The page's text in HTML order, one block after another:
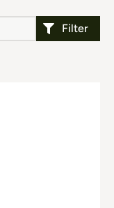
Filter